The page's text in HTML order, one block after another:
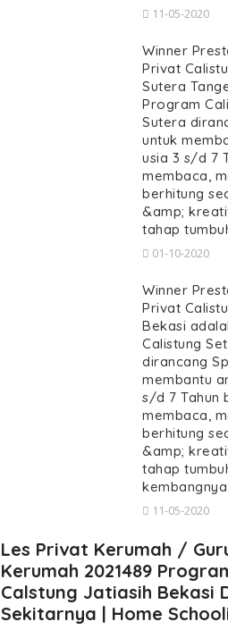
11-05-2020
Winner
Privat
Sutera
Program
Sutera
untuk
usia 3 s/d 7
membaca,
berhitung
&amp;
tahap
01-10-2020
Winner
Privat
Bekasi
Calistung
dirancang
membantu
s/d 7 Tahun
membaca,
berhitung
&amp;
tahap
11-05-2020
Les Privat Kerumah /
Kerumah 2021489
Calstung Jatiasih Bekasi
Sekitarnya | Home